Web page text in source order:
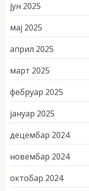
јун 2025
мај 2025
април 2025
март 2025
фебруар 2025
јануар 2025
децембар 2024
новембар 2024
октобар 2024